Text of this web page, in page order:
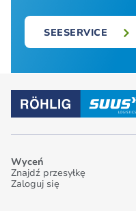
SEESERVICE
Wyceń
Znajdź przesyłkę
Zaloguj się